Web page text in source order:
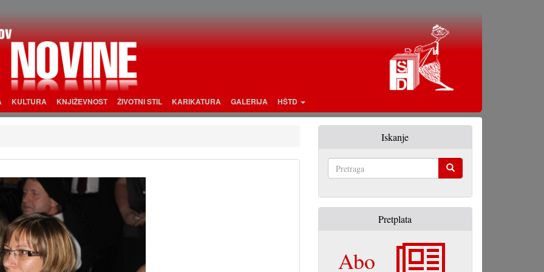
KULTURA KNJIŽEVNOST ŽIVOTNI STIL KARIKATURA GALERIJA HŠTD
Iskanje
Pretplata
Abo